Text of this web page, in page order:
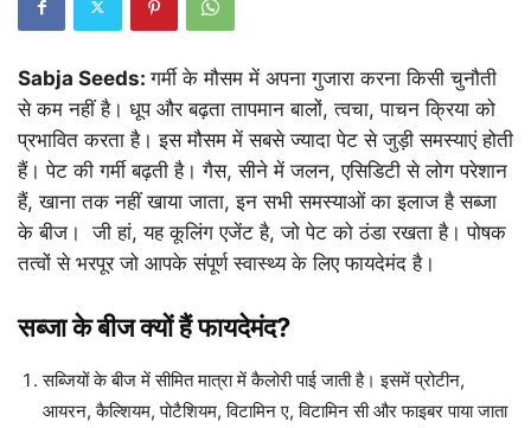
Sabja Seeds:गर्मी के मौसम में अपना गुजारा करना किसी चुनौती
से कम नहीं है। धूप और बढ़ता तापमान बालों, त्वचा, पाचन क्रिया को
प्रभावित करता है। इस मौसम में सबसे ज्यादा पेट से जुड़ी समस्याएं होती
हैं। पेट की गर्मी बढ़ती है। गैस, सीने में जलन, एसिडिटी से लोग परेशान
हैं, खाना तक नहीं खाया जाता, इन सभी समस्याओं का इलाज है सब्जा
के बीज। जी हां, यह कूलिंग एजेंट है, जो पेट को ठंडा रखता है। पोषक
तत्वों से भरपूर जो आपके संपूर्ण स्वास्थ्य के लिए फायदेमंद है।
सब्जा के बीज क्यों हैं फायदेमंद?
सब्जियों के बीज में सीमित मात्रा में कैलोरी पाई जाती है। इसमें प्रोटीन,
आयरन, कैल्शियम, पोटैशियम, विटामिन ए, विटामिन सी और फाइबर पाया जाता